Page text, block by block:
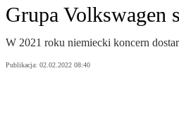
Grupa Volkswagen
W 2021 roku niemiecki koncern
Publikacja: 02.02.2022 08:40